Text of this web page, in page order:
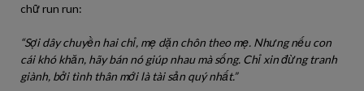
chữ run run:
“Sợi dây chuyền hai chỉ, mẹ dặn chôn theo mẹ. Nhưng nếu con
cái khó khăn, hãy bán nó giúp nhau mà sống. Chỉ xin đừng tranh
giành, bởi tình thân mới là tài sản quý nhất.”